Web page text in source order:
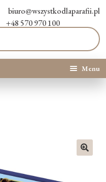
biuro@wszystkodlaparafii.pl
+48 570 970 100
Menu